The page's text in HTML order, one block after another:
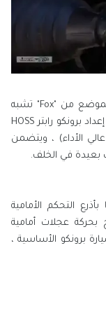
يستخدم برونكو رابتر 2022 مخمدات حساسة للموضع من "Fox" تشبه
تلك المجهزة في فورد F150 رابتر، تستدعي فورد إعداد برونكو رابتر HOSS
عالي الأداء) ، ويتضمن
بأذرع التحكم الأمامية
بحركة عجلات أمامية
عجلة سيارة برونكو الأساسية ،